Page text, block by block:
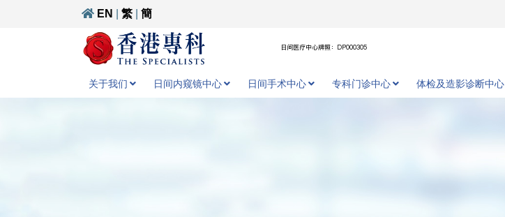
EN 繁 簡
日间医疗中心牌照：DP000305
关于我们 日间内窥镜中心 日间手术中心 专科门诊中心 体检及造影诊断中心